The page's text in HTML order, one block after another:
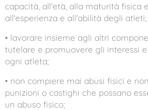
capacità, all'età, alla maturità fisica
all'esperienza e all'abilità degli atleti;
• lavorare insieme agli altri
tutelare e promuovere gli interessi
ogni atleta;
• non compiere mai abusi fisici e
punizioni o castighi che possano
un abuso fisico;